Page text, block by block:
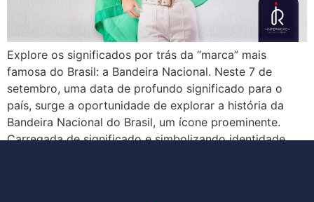
Explore os significados por trás da “marca” mais
famosa do Brasil: a Bandeira Nacional. Neste 7 de
setembro, uma data de profundo significado para o
país, surge a oportunidade de explorar a história da
Bandeira Nacional do Brasil, um ícone proeminente.
Carregada de significado e simbolizando identidade,